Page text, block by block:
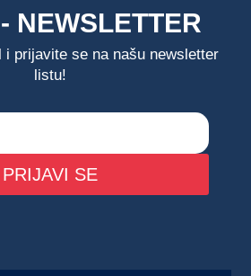
NEWSLETTER
i prijavite se na našu newsletter
listu!
PRIJAVI SE